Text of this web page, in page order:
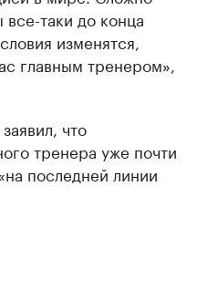
таки до конца
изменятся,
главным тренером»,
что
тренера уже почти
последней линии